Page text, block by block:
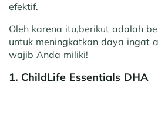
efektif.
Oleh karena itu,berikut adalah
untuk meningkatkan daya ingat
wajib Anda miliki!
1. ChildLife Essentials DHA